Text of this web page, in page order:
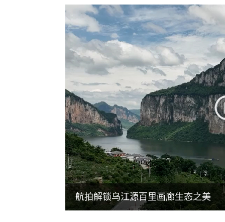
航拍解锁乌江源百里画廊生态之美